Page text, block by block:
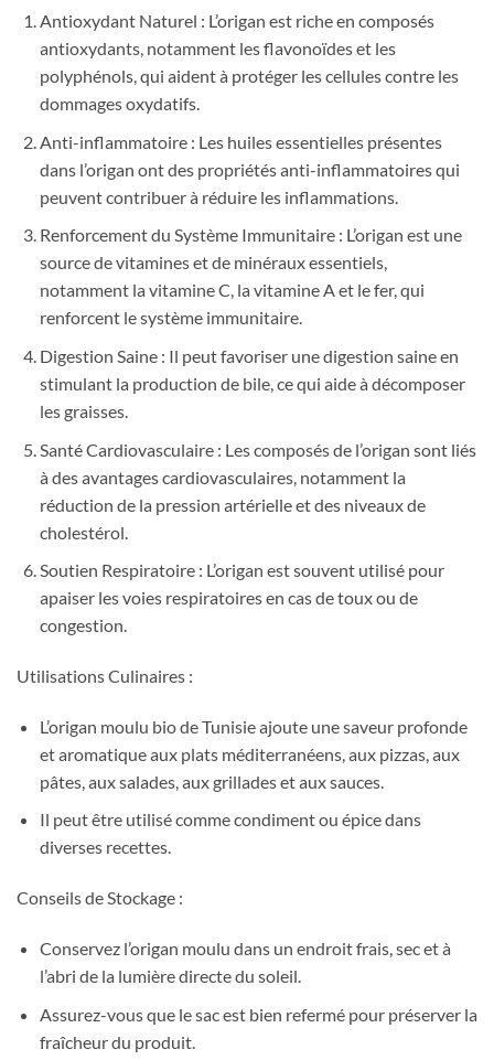
Antioxydant Naturel : L’origan est riche en composés
antioxydants, notamment les flavonoïdes et les
polyphénols, qui aident à protéger les cellules contre les
dommages oxydatifs.
Anti-inflammatoire : Les huiles essentielles présentes
dans l’origan ont des propriétés anti-inflammatoires qui
peuvent contribuer à réduire les inflammations.
Renforcement du Système Immunitaire : L’origan est une
source de vitamines et de minéraux essentiels,
notamment la vitamine C, la vitamine A et le fer, qui
renforcent le système immunitaire.
Digestion Saine : Il peut favoriser une digestion saine en
stimulant la production de bile, ce qui aide à décomposer
les graisses.
Santé Cardiovasculaire : Les composés de l’origan sont liés
à des avantages cardiovasculaires, notamment la
réduction de la pression artérielle et des niveaux de
cholestérol.
Soutien Respiratoire : L’origan est souvent utilisé pour
apaiser les voies respiratoires en cas de toux ou de
congestion.
Utilisations Culinaires :
L’origan moulu bio de Tunisie ajoute une saveur profonde
et aromatique aux plats méditerranéens, aux pizzas, aux
pâtes, aux salades, aux grillades et aux sauces.
Il peut être utilisé comme condiment ou épice dans
diverses recettes.
Conseils de Stockage :
Conservez l’origan moulu dans un endroit frais, sec et à
l’abri de la lumière directe du soleil.
Assurez-vous que le sac est bien refermé pour préserver la
fraîcheur du produit.